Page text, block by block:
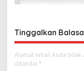
o
Tinggalkan
Alamat email Anda tidak
ditandai *